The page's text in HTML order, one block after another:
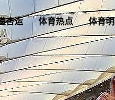
杏运 体育热点 体育